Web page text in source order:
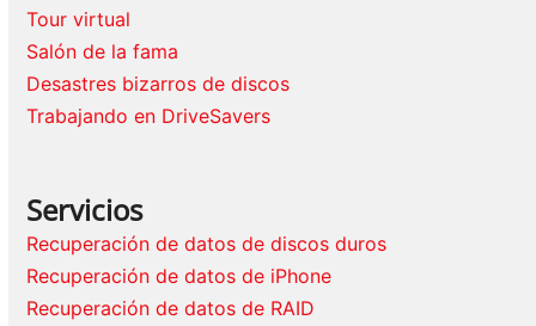
Tour virtual
Salón de la fama
Desastres bizarros de discos
Trabajando en DriveSavers
Servicios
Recuperación de datos de discos duros
Recuperación de datos de iPhone
Recuperación de datos de RAID